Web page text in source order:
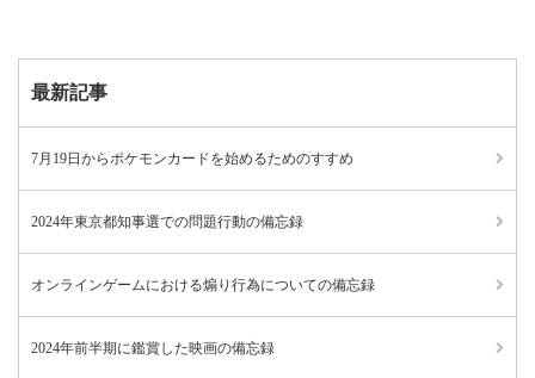
最新記事
7月19日からポケモンカードを始めるためのすすめ
2024年東京都知事選での問題行動の備忘録
オンラインゲームにおける煽り行為についての備忘録
2024年前半期に鑑賞した映画の備忘録